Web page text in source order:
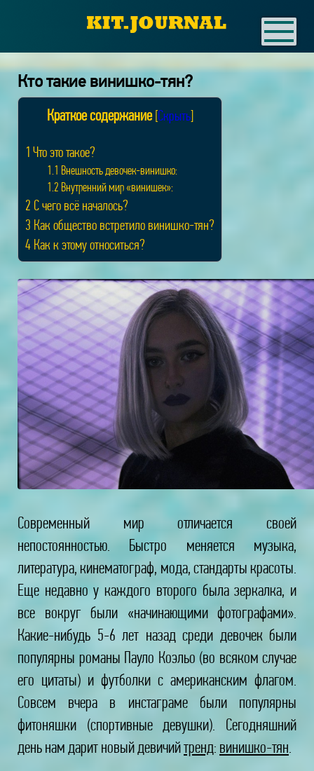
Кто такие винишко-тян?
Краткое содержание [Скрыть]
1 Что это такое?
1.1 Внешность девочек-винишко:
1.2 Внутренний мир «винишек»:
2 С чего всё началось?
3 Как общество встретило винишко-тян?
4 Как к этому относиться?
Современный мир отличается своей
непостоянностью. Быстро меняется музыка,
литература, кинематограф, мода, стандарты красоты.
Еще недавно у каждого второго была зеркалка, и
все вокруг были «начинающими фотографами».
Какие-нибудь 5-6 лет назад среди девочек были
популярны романы Пауло Коэльо (во всяком случае
его цитаты) и футболки с американским флагом.
Совсем вчера в инстаграме были популярны
фитоняшки (спортивные девушки). Сегодняшний
день нам дарит новый девичийтренд: винишко-тян